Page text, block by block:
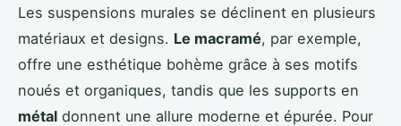
Les suspensions murales se déclinent en plusieurs
matériaux et designs. Le macramé, par exemple,
offre une esthétique bohème grâce à ses motifs
noués et organiques, tandis que les supports en
métal donnent une allure moderne et épurée. Pour